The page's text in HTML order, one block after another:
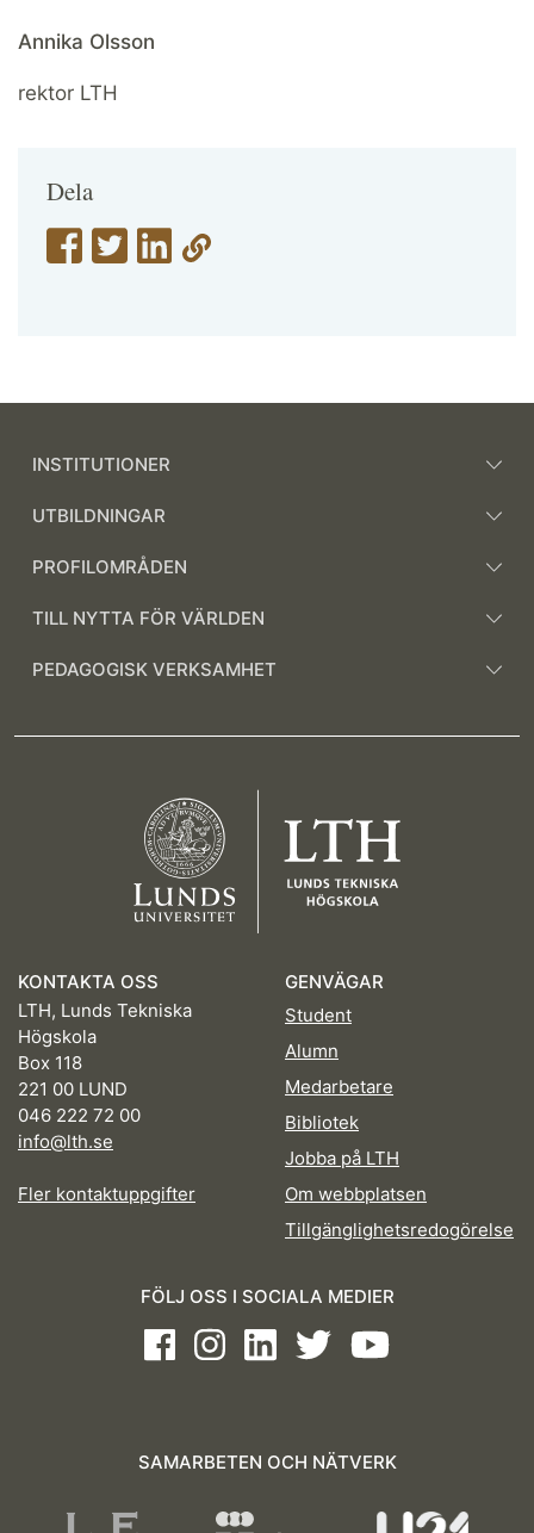
Annika Olsson
rektor LTH
Dela
INSTITUTIONER
UTBILDNINGAR
PROFILOMRÅDEN
TILL NYTTA FÖR VÄRLDEN
PEDAGOGISK VERKSAMHET
KONTAKTA OSS
LTH, Lunds Tekniska
Högskola
Box 118
221 00 LUND
046 222 72 00
info@lth.se
Fler kontaktuppgifter
GENVÄGAR
Student
Alumn
Medarbetare
Bibliotek
Jobba på LTH
Om webbplatsen
Tillgänglighetsredogörelse
FÖLJ OSS I SOCIALA MEDIER
FacebookInstagramLinkedInTwitterYoutube
SAMARBETEN OCH NÄTVERK